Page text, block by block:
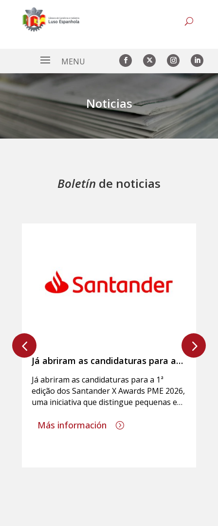
Noticias
Boletín de noticias
Já abriram as candidaturas para a
PME 2026
Já abriram as candidaturas para a 1ª
edição dos Santander X Awards PME 2026,
uma iniciativa que distingue pequenas e…
Más información